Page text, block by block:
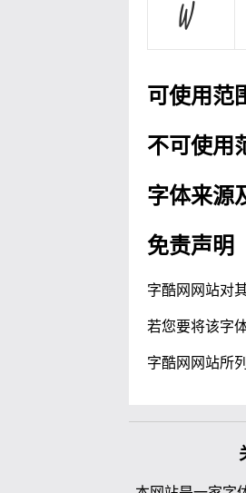
可使用范
不可使用
字体来源
免责声明
字酷网网站对
若您要将该字
字酷网网站所